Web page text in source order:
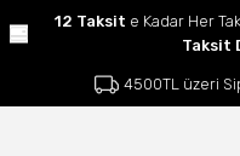
12 Taksit e Kadar Her
Taksit
4500TL üzeri